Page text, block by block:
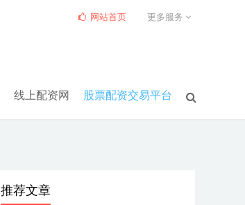
线上配资网 股票配资交易平台
网站首页 更多服务
推荐文章